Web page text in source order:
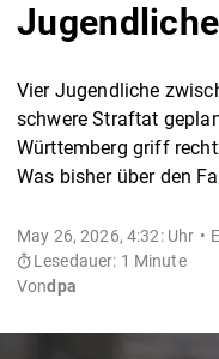
Vier Jugendliche
schwere Straftat
Württemberg griff
Was bisher über den
May 26, 2026, 4:32: Uhr
Lesedauer: 1 Minute
Vondpa